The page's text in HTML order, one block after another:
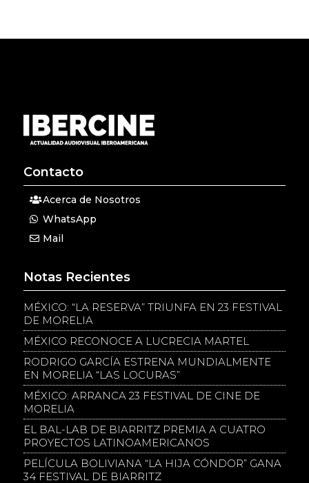
Contacto
Acerca de Nosotros
WhatsApp
Mail
Notas Recientes
MÉXICO: “LA RESERVA” TRIUNFA EN 23 FESTIVAL
DE MORELIA
MÉXICO RECONOCE A LUCRECIA MARTEL
RODRIGO GARCÍA ESTRENA MUNDIALMENTE
EN MORELIA “LAS LOCURAS”
MÉXICO: ARRANCA 23 FESTIVAL DE CINE DE
MORELIA
EL BAL-LAB DE BIARRITZ PREMIA A CUATRO
PROYECTOS LATINOAMERICANOS
PELÍCULA BOLIVIANA “LA HIJA CÓNDOR” GANA
34 FESTIVAL DE BIARRITZ